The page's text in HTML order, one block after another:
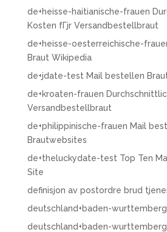
de+heisse-haitianische-frauen
Kosten fГјr Versandbestellbraut
de+heisse-oesterreichische-
Braut Wikipedia
de+jdate-test Mail bestellen
de+kroaten-frauen
Versandbestellbraut
de+philippinische-frauen Mail
Brautwebsites
de+theluckydate-test Top Ten
Site
definisjon av postordre brud
deutschland+baden-
deutschland+baden-